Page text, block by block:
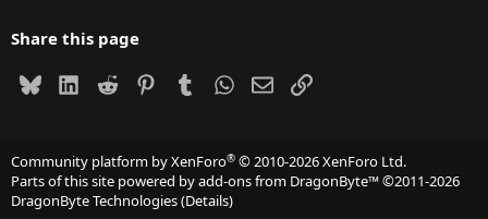
Share this page
BlueskyLinkedIn
Reddit PinterestTumblrWhatsApp
EmailLink
Community platform by XenForo® © 2010-2026 XenForo Ltd.
Parts of this site powered byadd-ons from DragonByte™©2011-2026
DragonByte Technologies(Details)